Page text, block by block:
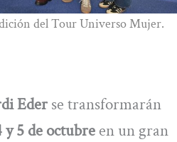
del Tour Universo Mujer.
Ederse transformarán
y 5 de octubre en un gran